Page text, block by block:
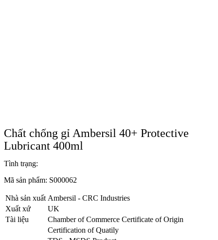
Chất chống gỉ Ambersil 40+ Protective
Lubricant 400ml
Tình trạng:
Mã sản phẩm: S000062
Nhà sản xuất Ambersil - CRC Industries
Xuất xứ
UK
Tài liệu
Chamber of Commerce Certificate of Origin
Certification of Quatily